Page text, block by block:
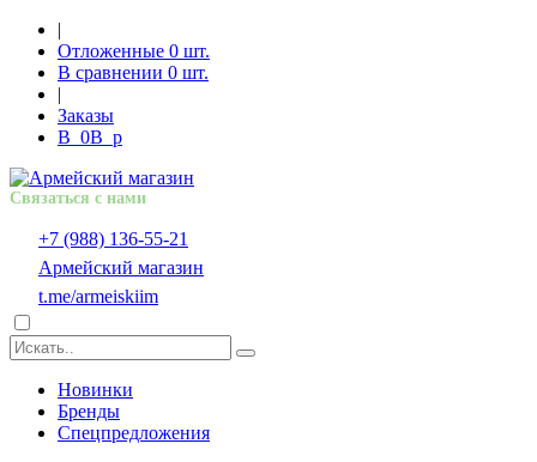
|
Отложенные 0 шт.
В сравнении 0 шт.
|
Заказы
В 0В p
Связаться с нами
+7 (988) 136-55-21
Армейский магазин
t.me/armeiskiim
Новинки
Бренды
Спецпредложения